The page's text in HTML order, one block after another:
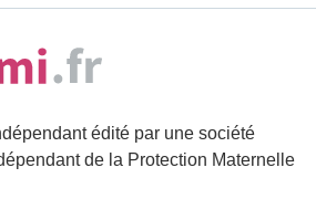
édité par une société
de la Protection Maternelle